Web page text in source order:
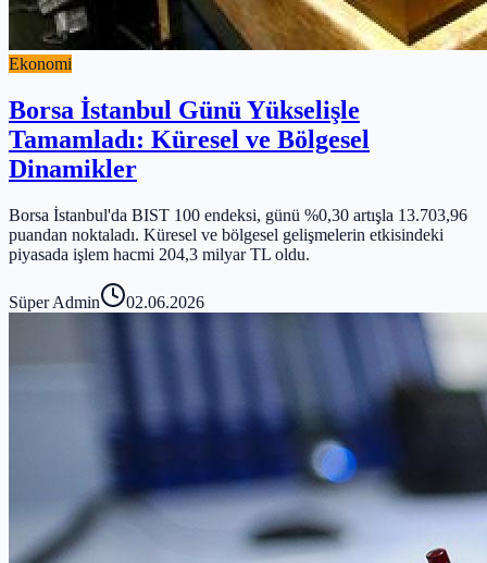
Ekonomi
Borsa İstanbul Günü Yükselişle
Tamamladı: Küresel ve Bölgesel
Dinamikler
Borsa İstanbul'da BIST 100 endeksi, günü %0,30 artışla 13.703,96
puandan noktaladı. Küresel ve bölgesel gelişmelerin etkisindeki
piyasada işlem hacmi 204,3 milyar TL oldu.
Süper Admin 02.06.2026